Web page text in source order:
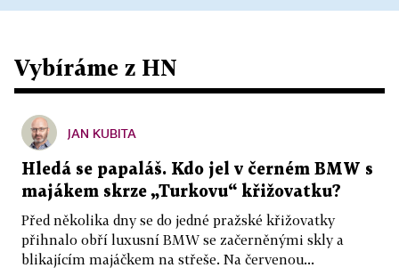
Vybíráme z HN
JAN KUBITA
Hledá se papaláš. Kdo jel v černém BMW s
majákem skrze „Turkovu“ křižovatku?
Před několika dny se do jedné pražské křižovatky
přihnalo obří luxusní BMW se začerněnými skly a
blikajícím majáčkem na střeše. Na červenou...